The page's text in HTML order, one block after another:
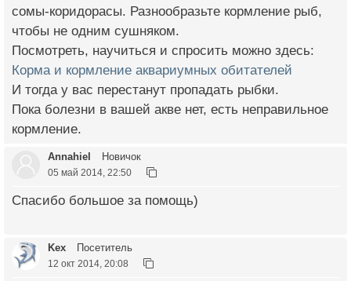
сомы-коридорасы. Разнообразьте кормление рыб,
чтобы не одним сушняком.
Посмотреть, научиться и спросить можно здесь:
Корма и кормление аквариумных обитателей
И тогда у вас перестанут пропадать рыбки.
Пока болезни в вашей акве нет, есть неправильное
кормление.
Annahiel Новичок
05 май 2014, 22:50
Спасибо большое за помощь)
Kex Посетитель
12 окт 2014, 20:08